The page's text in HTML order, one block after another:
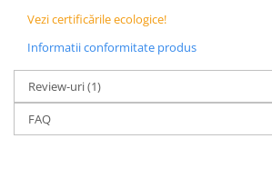
Vezi certificările ecologice!
Informatii conformitate produs
Review-uri(1)
FAQ